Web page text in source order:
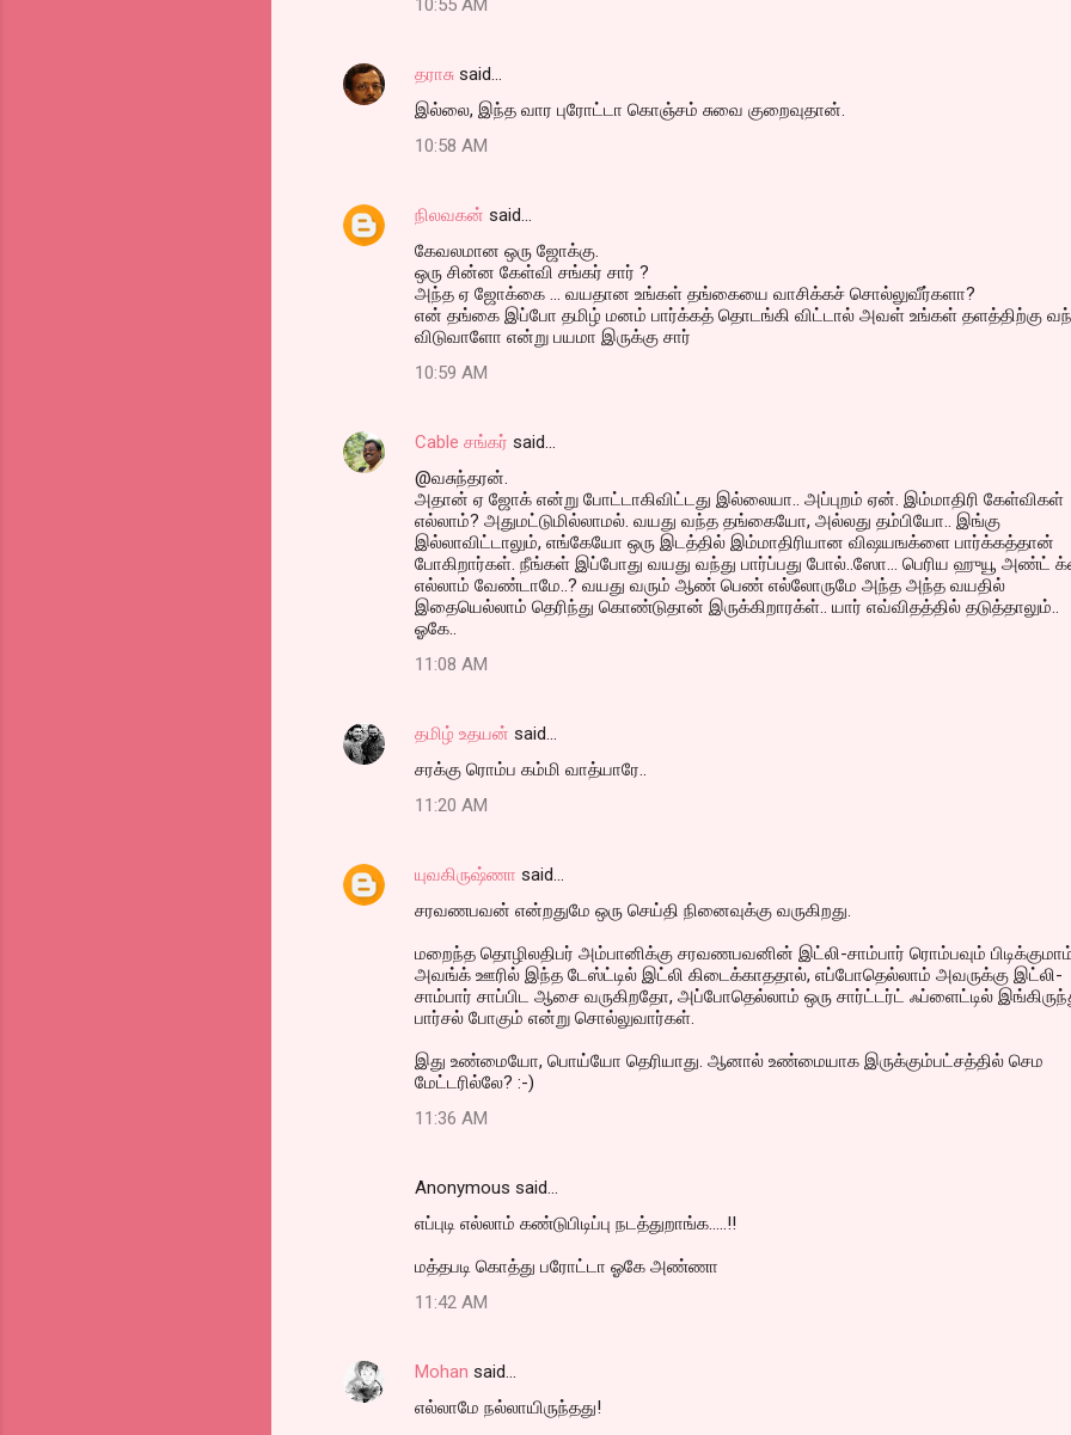
10:55 AM
தராசு said…
இல்லை, இந்த வார புரோட்டா கொஞ்சம் சுவை குறைவுதான்.
10:58 AM
நிலவகன் said…
கேவலமான ஒரு ஜோக்கு.
ஒரு சின்ன கேள்வி சங்கர் சார் ?
அந்த ஏ ஜோக்கை ... வயதான உங்கள் தங்கையை வாசிக்கச் சொல்லுவீர்களா?
என் தங்கை இப்போ தமிழ் மனம் பார்க்கத் தொடங்கி விட்டால் அவள் உங்கள் தளத்திற்கு
விடுவாளோ என்று பயமா இருக்கு சார்
10:59 AM
Cable சங்கர் said…
@வசுந்தரன்.
அதான் ஏ ஜோக் என்று போட்டாகிவிட்டது இல்லையா.. அப்புறம் ஏன். இம்மாதிரி கேள்விகள்
எல்லாம்? அதுமட்டுமில்லாமல். வயது வந்த தங்கையோ, அல்லது தம்பியோ.. இங்கு
இல்லாவிட்டாலும், எங்கேயோ ஒரு இடத்தில் இம்மாதிரியான விஷயஙக்ளை பார்க்கத்தான்
போகிறார்கள். நீங்கள் இப்போது வயது வந்து பார்ப்பது போல்..ஸோ... பெரிய ஹுயூ அண்ட்
எல்லாம் வேண்டாமே..? வயது வரும் ஆண் பெண் எல்லோருமே அந்த அந்த வயதில்
இதையெல்லாம் தெரிந்து கொண்டுதான் இருக்கிறாரக்ள்.. யார் எவ்விதத்தில் தடுத்தாலும்..
ஓகே..
11:08 AM
தமிழ் உதயன் said…
சரக்கு ரொம்ப கம்மி வாத்யாரே..
11:20 AM
யுவகிருஷ்ணா said…
சரவணபவன் என்றதுமே ஒரு செய்தி நினைவுக்கு வருகிறது.
மறைந்த தொழிலதிபர் அம்பானிக்கு சரவணபவனின் இட்லி-சாம்பார் ரொம்பவும்
அவங்க் ஊரில் இந்த டேஸ்ட்டில் இட்லி கிடைக்காததால், எப்போதெல்லாம் அவருக்கு இட்லி-
சாம்பார் சாப்பிட ஆசை வருகிறதோ, அப்போதெல்லாம் ஒரு சார்ட்டர்ட் ஃப்ளைட்டில்
பார்சல் போகும் என்று சொல்லுவார்கள்.
இது உண்மையோ, பொய்யோ தெரியாது. ஆனால் உண்மையாக இருக்கும்பட்சத்தில் செம
மேட்டரில்லே? :-)
11:36 AM
Anonymous said…
எப்புடி எல்லாம் கண்டுபிடிப்பு நடத்துறாங்க.....!!
மத்தபடி கொத்து பரோட்டா ஓகே அண்ணா
11:42 AM
Mohan said…
எல்லாமே நல்லாயிருந்தது!